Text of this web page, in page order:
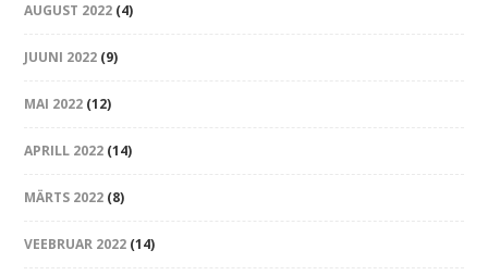
AUGUST 2022 (4)
JUUNI 2022 (9)
MAI 2022 (12)
APRILL 2022 (14)
MÄRTS 2022 (8)
VEEBRUAR 2022 (14)